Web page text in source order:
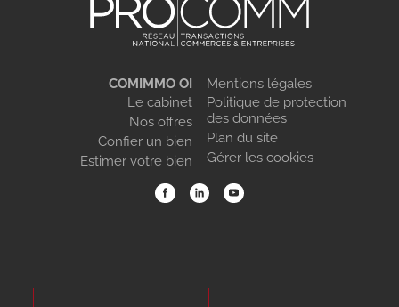
COMIMMO OI
Le cabinet
Nos offres
Confier un bien
Estimer votre bien
Mentions légales
Politique de protection
des données
Plan du site
Gérer les cookies